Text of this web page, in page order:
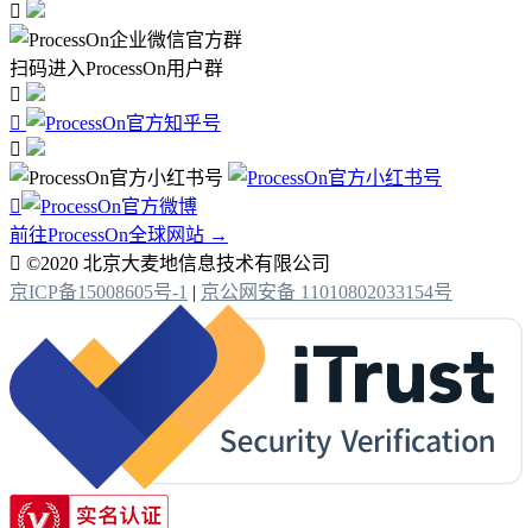

扫码进入ProcessOn用户群




前往ProcessOn全球网站 →
 ©2020 北京大麦地信息技术有限公司
京ICP备15008605号-1 | 京公网安备 11010802033154号